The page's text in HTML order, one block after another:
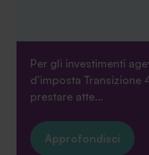
Per gli investimenti
d’imposta Transizione
prestare atte...
Approfondisci